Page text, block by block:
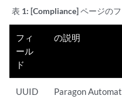
表 1: [Compliance] ページの
フィ
ール
ド
の説明
UUID
Paragon